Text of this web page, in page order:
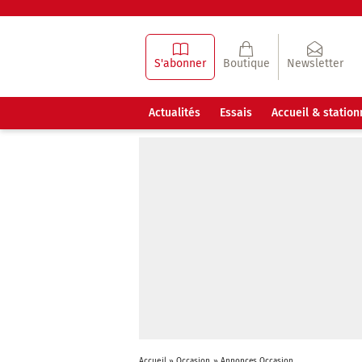
S'abonner Boutique Newsletter
Actualités Essais Accueil &